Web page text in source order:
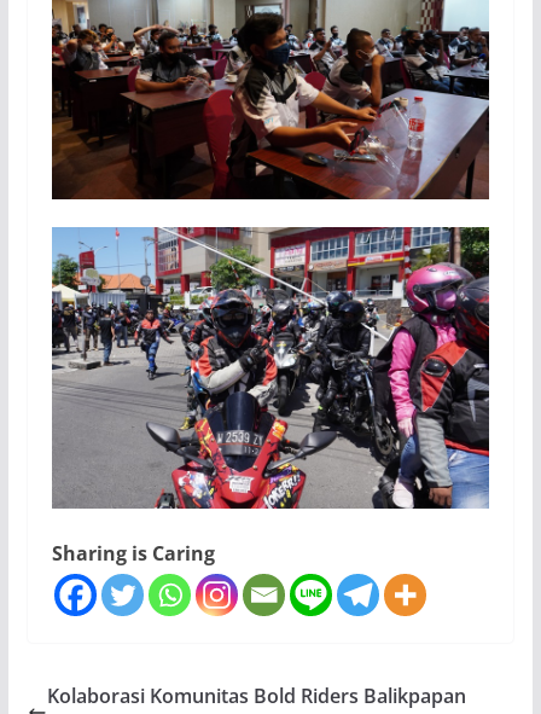
Sharing is Caring
Kolaborasi Komunitas Bold Riders Balikpapan